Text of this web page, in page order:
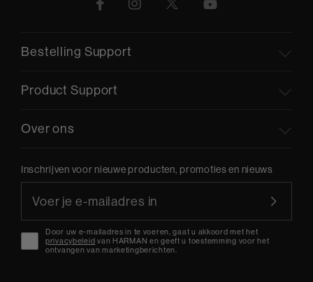
Bestelling Support
Product Support
Over ons
Inschrijven voor nieuwe producten, promoties en nieuws
Door uw e-mailadres in te voeren, gaat u akkoord met het
privacybeleid van HARMAN en geeft u toestemming voor het
ontvangen van marketingberichten.